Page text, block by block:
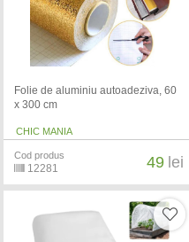
Folie de aluminiu autoadeziva, 60
x 300 cm
CHIC MANIA
Cod produs
12281 49 lei